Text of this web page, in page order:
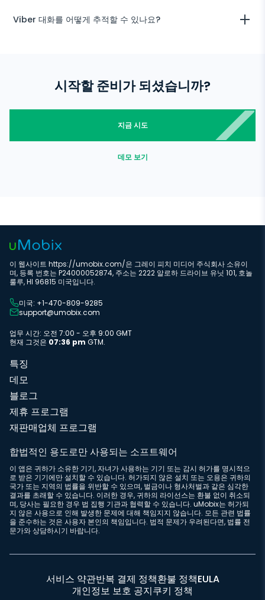
네, Viber에서 위치 공유를 활성화한 경우 장치를 지도에서 찾을 수 있습
니다.
Viber 대화를 어떻게 추적할 수 있나요?
시작할 준비가 되셨습니까?
지금 시도
데모 보기
이 웹사이트 https://umobix.com/은 그레이 피치 미디어 주식회사 소유이
며, 등록 번호는 P24000052874, 주소는 2222 알로하 드라이브 유닛 101, 호놀
룰루, HI 96815 미국입니다.
미국: +1-470-809-9285
support@umobix.com
업무 시간: 오전 7:00 - 오후 9:00 GMT
현재 그것은 07:36 pm GTM.
특징
데모
블로그
제휴 프로그램
재판매업체 프로그램
합법적인 용도로만 사용되는 소프트웨어
이 앱은 귀하가 소유한 기기, 자녀가 사용하는 기기 또는 감시 허가를 명시적으
로 받은 기기에만 설치할 수 있습니다. 허가되지 않은 설치 또는 오용은 귀하의
국가 또는 지역의 법률을 위반할 수 있으며, 벌금이나 형사처벌과 같은 심각한
결과를 초래할 수 있습니다. 이러한 경우, 귀하의 라이선스는 환불 없이 취소되
며, 당사는 필요한 경우 법 집행 기관과 협력할 수 있습니다. uMobix는 허가되
지 않은 사용으로 인해 발생한 문제에 대해 책임지지 않습니다. 모든 관련 법률
을 준수하는 것은 사용자 본인의 책임입니다. 법적 문제가 우려된다면, 법률 전
문가와 상담하시기 바랍니다.
서비스 약관반복 결제 정책환불 정책EULA
개인정보 보호 공지쿠키 정책